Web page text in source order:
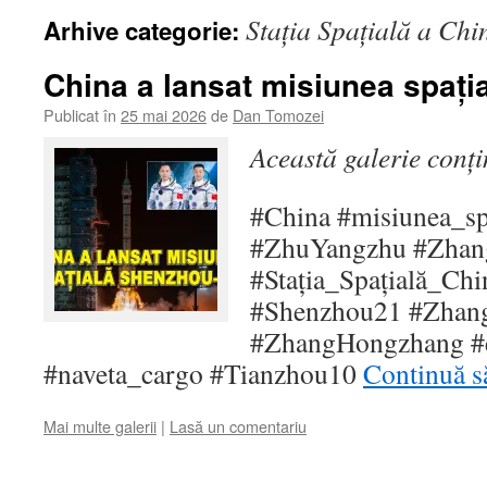
Arhive categorie: Stația Spațială a
China a lansat misiunea
Publicat în 25 mai 2026de Dan Tomozei
Această galerie
#China
#ZhuYangzhu
#Shenzhou21
#ZhangHongzhang
#naveta_cargo #Tianzhou10Continuă
Mai multe galerii | Lasă un comentariu